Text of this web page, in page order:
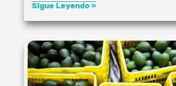
Sigue Leyendo »